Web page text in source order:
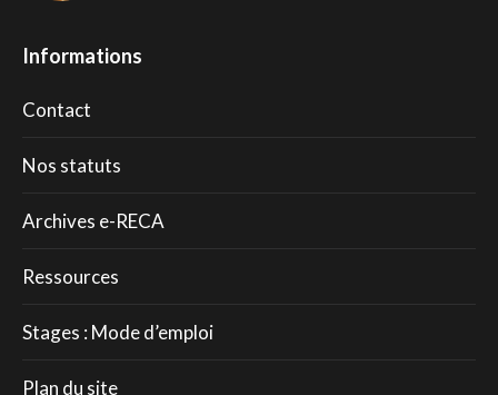
Informations
Contact
Nos statuts
Archives e-RECA
Ressources
Stages : Mode d’emploi
Plan du site